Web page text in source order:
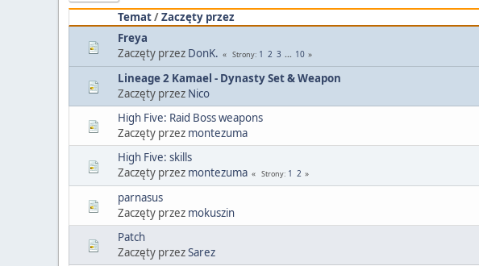
Temat/Zaczęty przez
Freya
Zaczęty przez DonK. Strony 1 2 3 ... 10
Lineage 2 Kamael - Dynasty Set & Weapon
Zaczęty przez Nico
High Five: Raid Boss weapons
Zaczęty przez montezuma
High Five: skills
Zaczęty przez montezuma Strony 1 2
parnasus
Zaczęty przez mokuszin
Patch
Zaczęty przezSarez